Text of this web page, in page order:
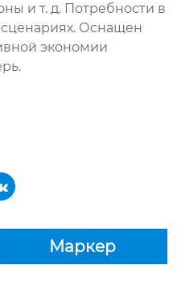
и т. д. Потребности в
Оснащен
экономии
Маркер